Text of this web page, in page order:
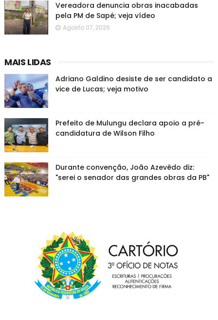
Vereadora denuncia obras inacabadas
pela PM de Sapé; veja vídeo
Agosto 07, 2026
MAIS LIDAS
Adriano Galdino desiste de ser candidato a
vice de Lucas; veja motivo
Prefeito de Mulungu declara apoio a pré-
candidatura de Wilson Filho
Durante convenção, João Azevêdo diz:
"serei o senador das grandes obras da PB"